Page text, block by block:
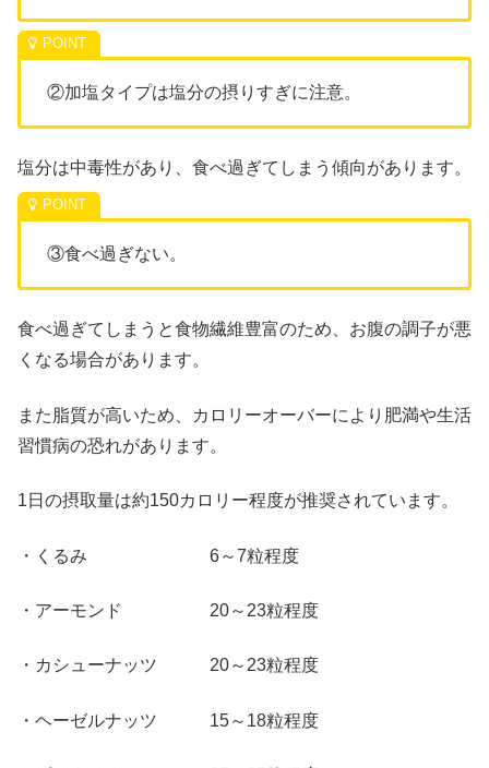
②加塩タイプは塩分の摂りすぎに注意。
塩分は中毒性があり、食べ過ぎてしまう傾向があります。
③食べ過ぎない。
食べ過ぎてしまうと食物繊維豊富のため、お腹の調子が悪
くなる場合があります。
また脂質が高いため、カロリーオーバーにより肥満や生活
習慣病の恐れがあります。
1日の摂取量は約150カロリー程度が推奨されています。
・くるみ 6～7粒程度
・アーモンド 20～23粒程度
・カシューナッツ 20～23粒程度
・ヘーゼルナッツ 15～18粒程度